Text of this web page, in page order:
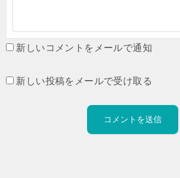
新しいコメントをメールで通知
新しい投稿をメールで受け取る